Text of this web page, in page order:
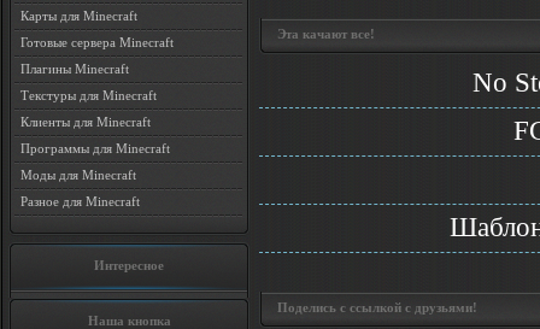
Карты для Minecraft
Готовые сервера Minecraft
Плагины Minecraft
Текстуры для Minecraft
Клиенты для Minecraft
Программы для Minecraft
Моды для Minecraft
Разное для Minecraft
Интересное
Наша кнопка
Эта качают все!
No
Поделись с ссылкой с друзьями!